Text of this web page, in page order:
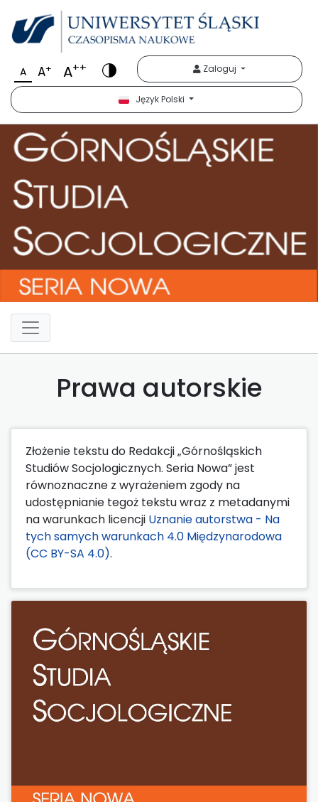
A A+ A++ Zaloguj
Język Polski
Prawa autorskie
Złożenie tekstu do Redakcji „Górnośląskich
Studiów Socjologicznych. Seria Nowa” jest
równoznaczne z wyrażeniem zgody na
udostępnianie tegoż tekstu wraz z metadanymi
na warunkach licencji Uznanie autorstwa - Na
tych samych warunkach 4.0 Międzynarodowa
(CC BY-SA 4.0).